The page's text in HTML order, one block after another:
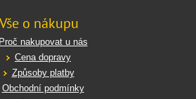
Vše o nákupu
Proč nakupovat u nás
Cena dopravy
Způsoby platby
Obchodní podmínky